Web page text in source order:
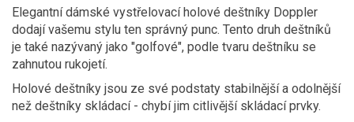
Kč
Kč
Dostupnost
Skladem
Na objednání
Elegantní dámské vystřelovací holové deštníky Doppler
dodají vašemu stylu ten správný punc. Tento druh deštníků
je také nazývaný jako "golfové", podle tvaru deštníku se
zahnutou rukojetí.
Holové deštníky jsou ze své podstaty stabilnější a odolnější
než deštníky skládací - chybí jim citlivější skládací prvky.